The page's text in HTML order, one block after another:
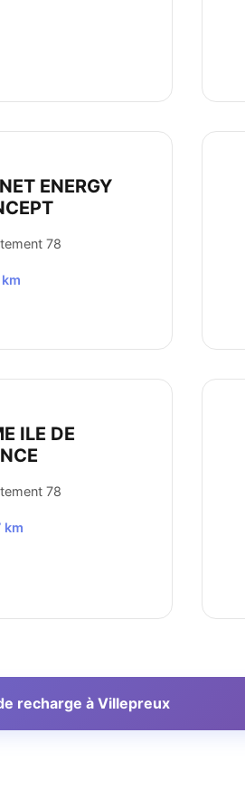
ENERGY
78
km
ILE DE
78
km
recharge à Villepreux